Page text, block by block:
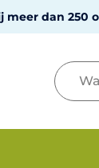
meer dan 250